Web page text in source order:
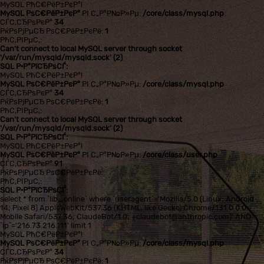
MySQL РћС€РёР±РєР°!
MySQL РѕС€РёР±РєР° РІ С„Р°Р№Р»Рµ: /core/class/mysql.php
СЃС‚СЂРѕРєР° 34
РќРѕРјРµСЂ РѕС€РёР±РєРё: 1
РћС‚РІРµС‚:
Can't connect to local MySQL server through socket
'/var/run/mysqld/mysqld.sock' (2)
SQL Р·Р°РїСЂРѕСЃ:
MySQL РћС€РёР±РєР°!
MySQL РѕС€РёР±РєР° РІ С„Р°Р№Р»Рµ: /core/class/mysql.php
СЃС‚СЂРѕРєР° 34
РќРѕРјРµСЂ РѕС€РёР±РєРё: 1
РћС‚РІРµС‚:
Can't connect to local MySQL server through socket
'/var/run/mysqld/mysqld.sock' (2)
SQL Р·Р°РїСЂРѕСЃ:
MySQL РћС€РёР±РєР°!
MySQL РѕС€РёР±РєР° РІ С„Р°Р№Р»Рµ: /core/class/user.php
СЃС‚СЂРѕРєР° 91
РќРѕРјРµСЂ РѕС€РёР±РєРё:
РћС‚РІРµС‚:
SQL Р·Р°РїСЂРѕСЃ:
select * from `lib_online` where `useragent`='Mozilla/5.0 (Linux; Android
14; Pixel 8) AppleWebKit/537.36 (KHTML, like Gecko) Chrome/131.0.0.0
Mobile Safari/537.36; ClaudeBot/1.0; +claudebot@anthropic.com)' AND
`ip`='216.73.216.111' limit 1
MySQL РћС€РёР±РєР°!
MySQL РѕС€РёР±РєР° РІ С„Р°Р№Р»Рµ:/core/class/mysql.php
СЃС‚СЂРѕРєР°34
РќРѕРјРµСЂ РѕС€РёР±РєРё: 1